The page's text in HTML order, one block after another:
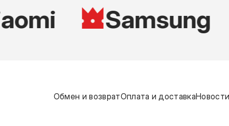
Samsung
Обмен и возвратОплата и доставка